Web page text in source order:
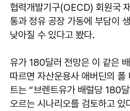
협력개발기구(OECD) 회원국
통과 정유 공장 가동에 부담이
낮아질 수 있다고 봤다.
유가 180달러 전망은 이 같은
따르면 자산운용사 애버딘의 폴
트는 “브렌트유가 배럴당 180
오르는 시나리오를 검토하고 있